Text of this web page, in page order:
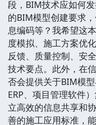
段，BIM技术应如何
的BIM模型创建要求
息编码等？我希望这
度模拟、施工方案优
反馈、质量控制、安
技术要点。此外，在
否会提供关于BIM模
ERP、项目管理软件
立高效的信息共享和
善的施工应用标准，